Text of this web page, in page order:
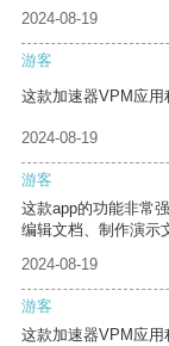
2024-08-19
游客
这款加速器VPM应用
2024-08-19
游客
这款app的功能非常
编辑文档、制作演示
2024-08-19
游客
这款加速器VPM应